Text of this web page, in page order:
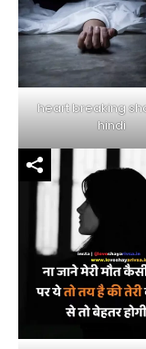
heart breaking
hindi